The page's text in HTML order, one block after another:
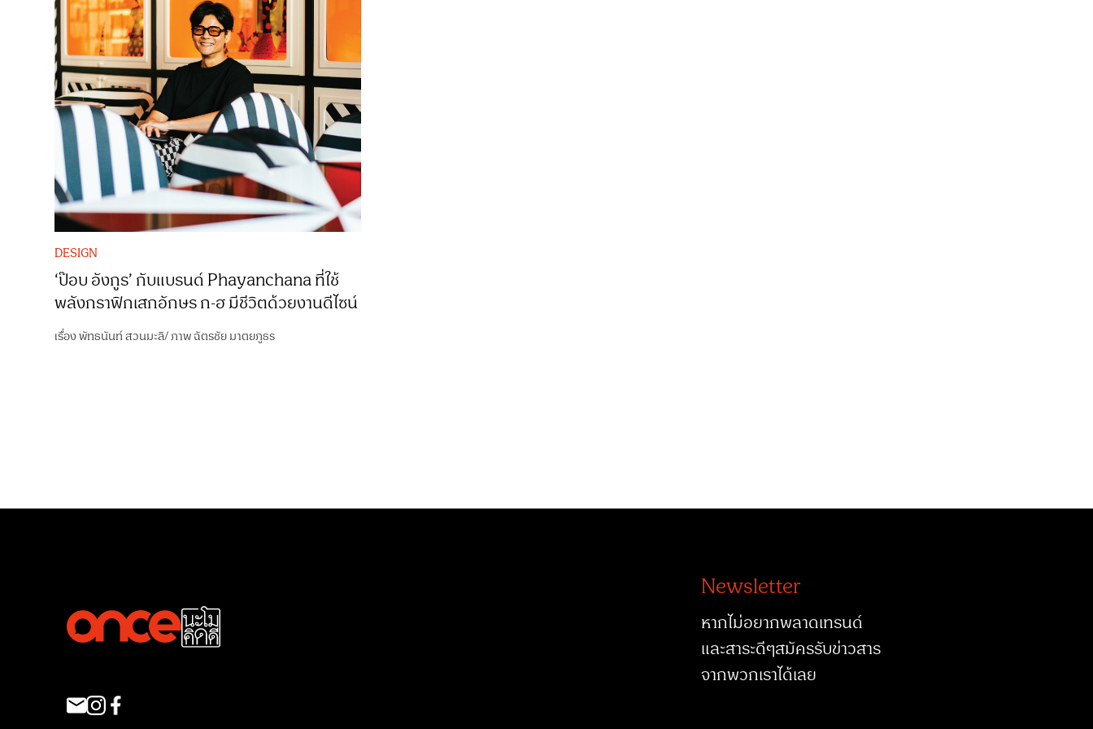
DESIGN
‘ป๊อบ อังกูร’ กับแบรนด์ Phayanchana ที่ใช้
พลังกราฟิกเสกอักษร ก-ฮ มีชีวิตด้วยงานดีไซน์
เรื่องพัทธนันท์ สวนมะลิ/ภาพฉัตรชัย มาตยภูธร
Newsletter
หากไม่อยากพลาดเทรนด์
และสาระดีๆสมัครรับข่าวสาร
จากพวกเราได้เลย